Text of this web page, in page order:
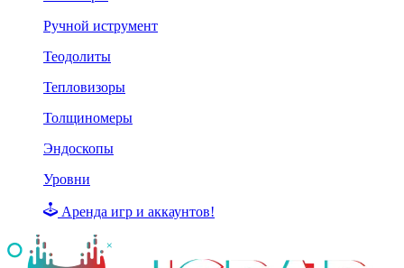
Ручной иструмент
Теодолиты
Тепловизоры
Толщиномеры
Эндоскопы
Уровни
Аренда игр и аккаунтов!